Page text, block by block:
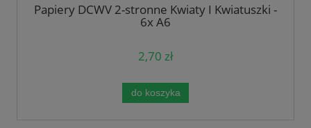
Papiery DCWV 2-stronne Kwiaty I Kwiatuszki -
6x A6
2,70 zł
do koszyka